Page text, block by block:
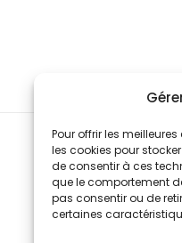
Pour offrir les
les cookies pour
de consentir à ces
que le comportement
pas consentir ou de
certaines